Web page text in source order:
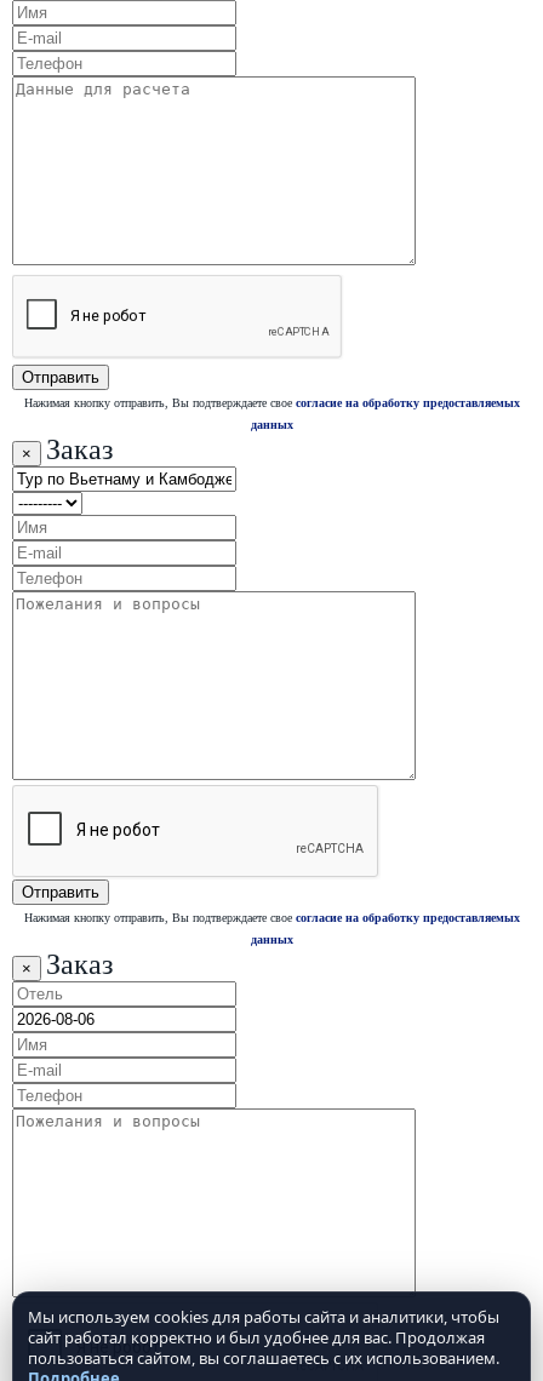
Мы используем cookies для работы сайта и аналитики, чтобы
сайт работал корректно и был удобнее для вас. Продолжая
пользоваться сайтом, вы соглашаетесь с их использованием.
Нажимая кнопку отправить, Вы подтверждаете свое согласие на обработку предоставляемых
данных
× Заказ
Нажимая кнопку отправить, Вы подтверждаете свое согласие на обработку предоставляемых
данных
× Заказ